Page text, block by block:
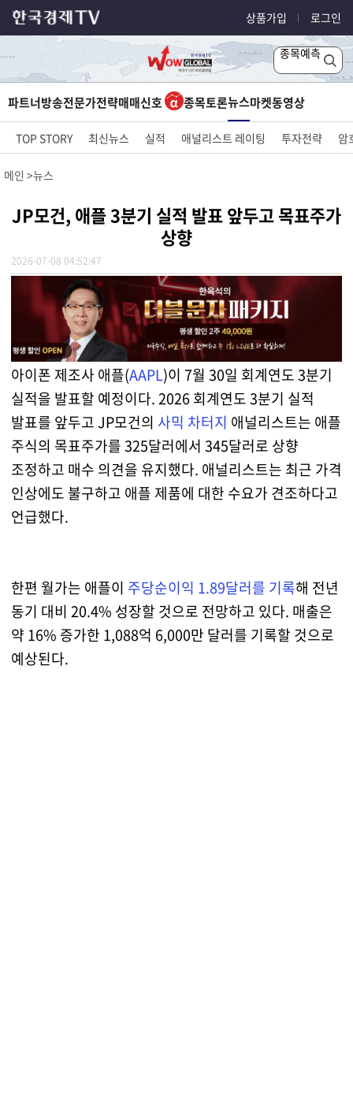
상품가입 로그인
종목예측
파트너방송전문가전략매매신호 종목토론뉴스마켓동영상
TOP STORY 최신뉴스 실적 애널리스트 레이팅 투자전략 암
메인 뉴스
JP모건, 애플 3분기 실적 발표 앞두고 목표주가
상향
2026-07-08 04:52:47
아이폰 제조사 애플(AAPL)이 7월 30일 회계연도 3분기
실적을 발표할 예정이다. 2026 회계연도 3분기 실적
발표를 앞두고 JP모건의 사믹 차터지 애널리스트는 애플
주식의 목표주가를 325달러에서 345달러로 상향
조정하고 매수 의견을 유지했다. 애널리스트는 최근 가격
인상에도 불구하고 애플 제품에 대한 수요가 견조하다고
언급했다.
한편 월가는 애플이 주당순이익 1.89달러를 기록해 전년
동기 대비 20.4% 성장할 것으로 전망하고 있다. 매출은
약 16% 증가한 1,088억 6,000만 달러를 기록할 것으로
예상된다.